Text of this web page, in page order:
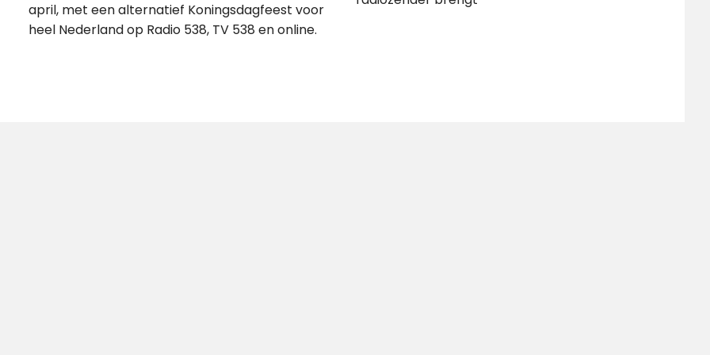
april, met een alternatief Koningsdagfeest voor
heel Nederland op Radio 538, TV 538 en online.